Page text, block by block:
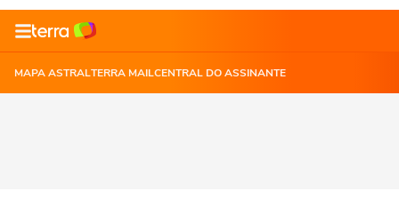
MAPA ASTRALTERRA MAILCENTRAL DO ASSINANTE